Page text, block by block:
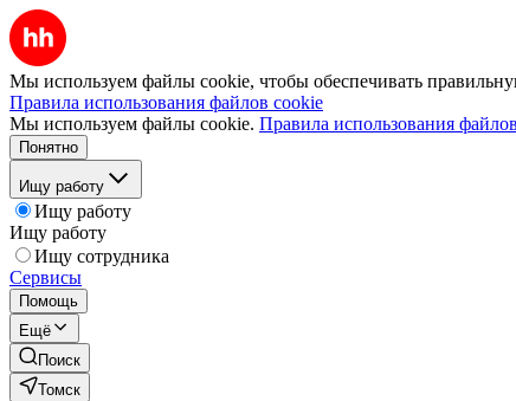
Мы используем файлы cookie, чтобы обеспечивать
Правила использования файлов cookie
Мы используем файлы cookie. Правила использования
Понятно
Ищу работу
Ищу работу
Ищу работу
Ищу сотрудника
Сервисы
Помощь
Ещё
Поиск
Томск